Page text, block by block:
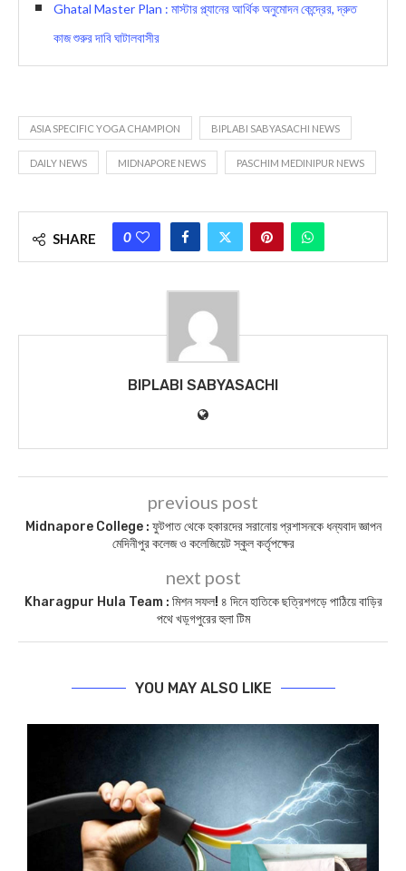
Ghatal Master Plan : মাস্টার প্ল্যানের আর্থিক অনুমোদন কেন্দ্রের, দ্রুত
কাজ শুরুর দাবি ঘাটালবাসীর
ASIA SPECIFIC YOGA CHAMPION BIPLABI SABYASACHI NEWS
DAILY NEWS MIDNAPORE NEWS PASCHIM MEDINIPUR NEWS
SHARE 0
BIPLABI SABYASACHI
previous post
Midnapore College : ফুটপাত থেকে হকারদের সরানোয় প্রশাসনকে ধন্যবাদ জ্ঞাপন
মেদিনীপুর কলেজ ও কলেজিয়েট স্কুল কর্তৃপক্ষের
next post
Kharagpur Hula Team : মিশন সফল! ৪ দিনে হাতিকে ছত্রিশগড়ে পাঠিয়ে বাড়ির
পথে খড়্গপুরের হুলা টিম
YOU MAY ALSO LIKE